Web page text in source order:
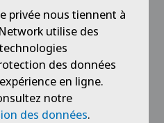
la maternité de la
et membre du
privée nous tiennent à
utilise des
des données
en ligne.
notre
des données.